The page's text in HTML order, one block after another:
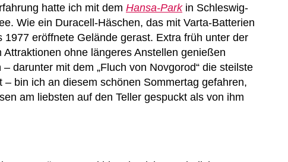
hatte ich mit dem Hansa-Parkin Schleswig-
Wie ein Duracell-Häschen, das mit Varta-Batterien
1977 eröffnete Gelände gerast. Extra früh unter der
ohne längeres Anstellen genießen
darunter mit dem „Fluch von Novgorod“ die steilste
– bin ich an diesem schönen Sommertag gefahren,
am liebsten auf den Teller gespuckt als von ihm